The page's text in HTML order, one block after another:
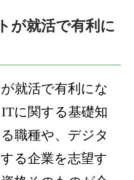
が就活で有利に
就活で有利にな
に関する基礎知
職種や、デジタ
る企業を志望す